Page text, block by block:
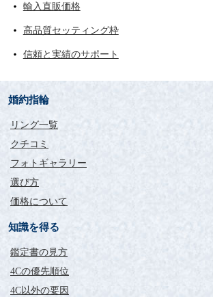
輸入直販価格
高品質セッティング枠
信頼と実績のサポート
婚約指輪
リング一覧
クチコミ
フォトギャラリー
選び方
価格について
知識を得る
鑑定書の見方
4Cの優先順位
4C以外の要因